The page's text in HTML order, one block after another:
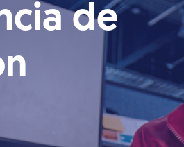
de